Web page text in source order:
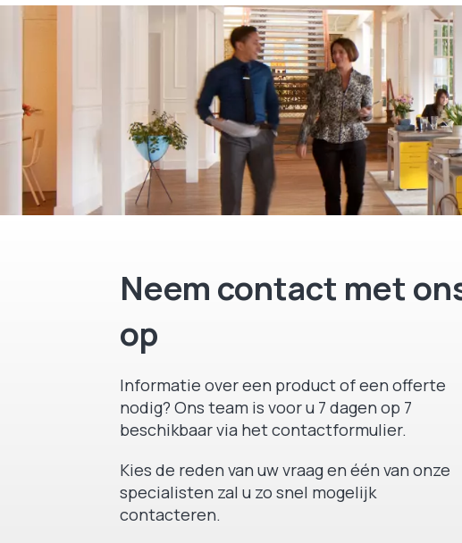
Neem contact met
op
Informatie over een product of een offerte
nodig? Ons team is voor u 7 dagen op 7
beschikbaar via het contactformulier.
Kies de reden van uw vraag en één van onze
specialisten zal u zo snel mogelijk
contacteren.